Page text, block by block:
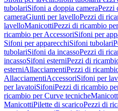
tubolariSifoni a doppia cameraPezzi
cameraGiunti per lavelloPezzi di
lavelloManicottiPezzi di ricambio
ricambio per AccessoriSifoni per
Sifoni per apparecchiSifoni tubolari
tubolariSifoni da incassoPezzi di
incassoSifoni esterniPezzi di
esterniAllacciamentiPezzi di
AllacciamentiAccessoriSifoni per
per lavatoiSifoniPezzi di ricambio
ricambio per Curve tecniche
ManicottiPilette di scaricoPezzi di